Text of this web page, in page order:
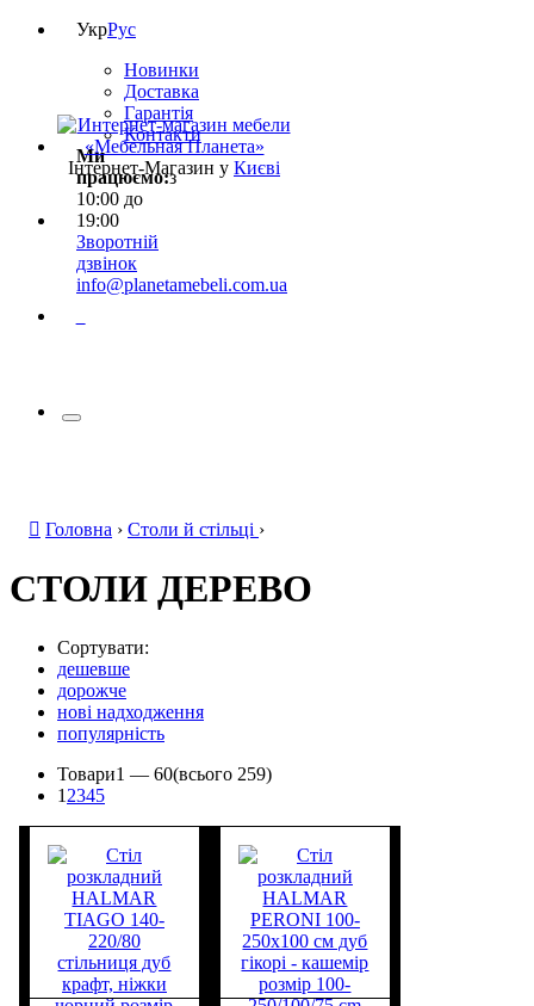
УкрРус
Новинки
Доставка
Гарантія
Контакти
Ми
працюємо:з
10:00 до
19:00
Зворотній
дзвінок
info@planetamebeli.com.ua
Інтернет-Магазин у Києві
Головна › Столи й стільці ›
СТОЛИ ДЕРЕВО
Сортувати:
дешевше
дорожче
нові надходження
популярність
Товари1 — 60(всього 259)
1 2345